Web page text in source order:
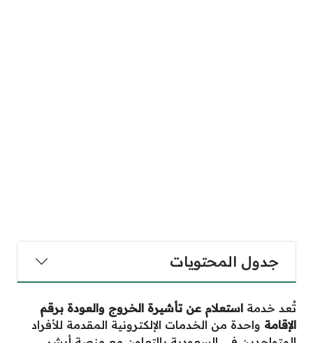
جدول المحتويات
تُعد خدمة استعلام عن تأشيرة الخروج والعودة برقم
الإقامة واحدة من الخدمات الإلكترونية المقدمة للأفراد